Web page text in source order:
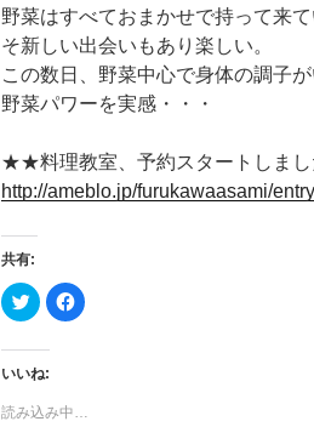
野菜はすべておまかせで持って来
そ新しい出会いもあり楽しい。
この数日、野菜中心で身体の調子が
野菜パワーを実感・・・
★★料理教室、予約スタートしま
http://ameblo.jp/furukawaasami/
共有:
ク
リ
し
て
T
i
F
a
で
いいね:
読み込み中…